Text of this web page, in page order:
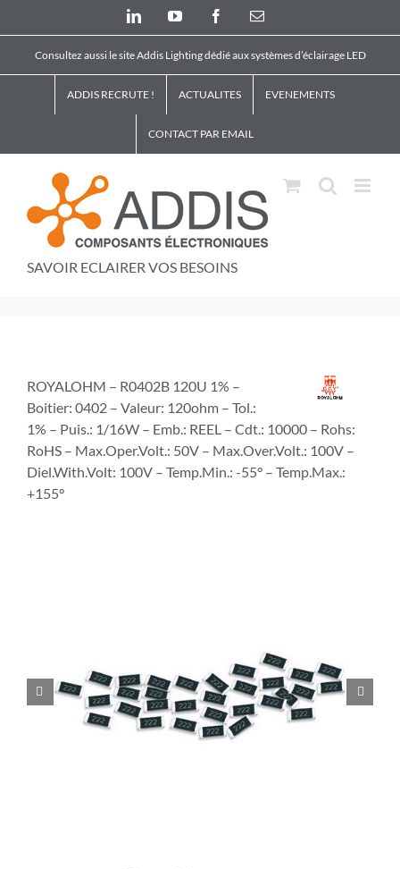
LinkedInYouTube FacebookEmail
Consultez aussi le site Addis Lighting dédié aux systèmes d’éclairage LED
ADDIS RECRUTE ! ACTUALITES EVENEMENTS
CONTACT PAR EMAIL
SAVOIR ECLAIRER VOS BESOINS
ROYALOHM – R0402B 120U 1% –
Boitier: 0402 – Valeur: 120ohm – Tol.:
1% – Puis.: 1/16W – Emb.: REEL – Cdt.: 10000 – Rohs:
RoHS – Max.Oper.Volt.: 50V – Max.Over.Volt.: 100V –
Diel.With.Volt: 100V – Temp.Min.: -55° – Temp.Max.:
+155°
 